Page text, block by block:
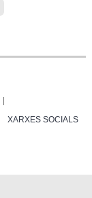
XARXES SOCIALS